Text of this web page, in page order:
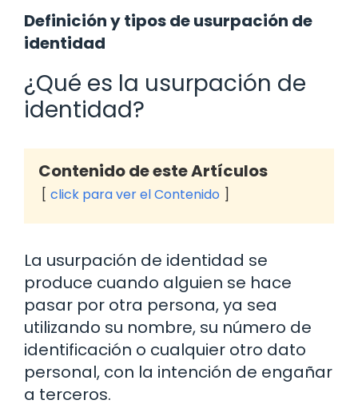
Definición y tipos de usurpación de
identidad
¿Qué es la usurpación de
identidad?
Contenido de este Artículos
click para ver el Contenido
La usurpación de identidad se
produce cuando alguien se hace
pasar por otra persona, ya sea
utilizando su nombre, su número de
identificación o cualquier otro dato
personal, con la intención de engañar
a terceros.